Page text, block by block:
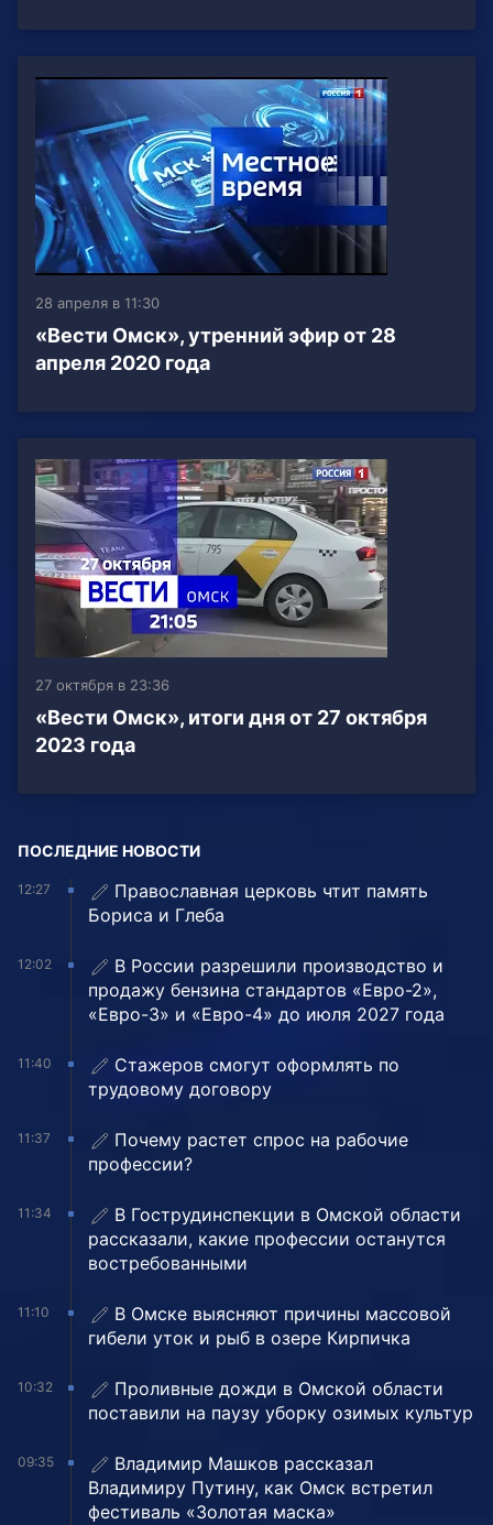
28 апреля в 11:30
«Вести Омск», утренний эфир от 28
апреля 2020 года
27 октября в 23:36
«Вести Омск», итоги дня от 27 октября
2023 года
ПОСЛЕДНИЕ НОВОСТИ
12:27
Православная церковь чтит память
Бориса и Глеба
12:02
В России разрешили производство и
продажу бензина стандартов «Евро-2»,
«Евро-3» и «Евро-4» до июля 2027 года
11:40
Стажеров смогут оформлять по
трудовому договору
11:37
Почему растет спрос на рабочие
профессии?
11:34
В Гострудинспекции в Омской области
рассказали, какие профессии останутся
востребованными
11:10
В Омске выясняют причины массовой
гибели уток и рыб в озере Кирпичка
10:32
Проливные дожди в Омской области
поставили на паузу уборку озимых культур
09:35
Владимир Машков рассказал
Владимиру Путину, как Омск встретил
фестиваль «Золотая маска»